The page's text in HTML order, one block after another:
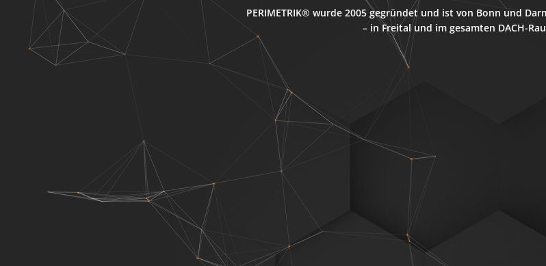
PERIMETRIK® wurde 2005 gegründet und ist von Bonn und
– in Freital und im gesamten DACH-